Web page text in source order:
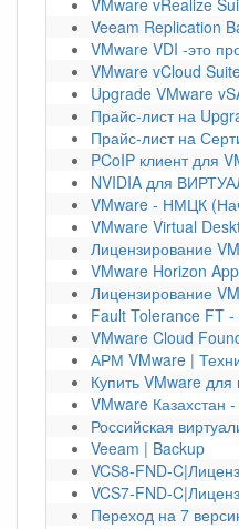
VMware vRealize
Veeam Replication
VMware VDI -это
VMware vCloud
Upgrade VMware
Прайс-лист на
Прайс-лист на
PCoIP клиент для
NVIDIA для
VMware - НМЦК
VMware Virtual
Лицензирование
VMware Horizon
Лицензирование
Fault Tolerance FT -
VMware Cloud
АРМ VMware |
Купить VMware
VMware Казахстан
Российская
Veeam | Backup
VCS8-FND-
VCS7-FND-
Переход на 7